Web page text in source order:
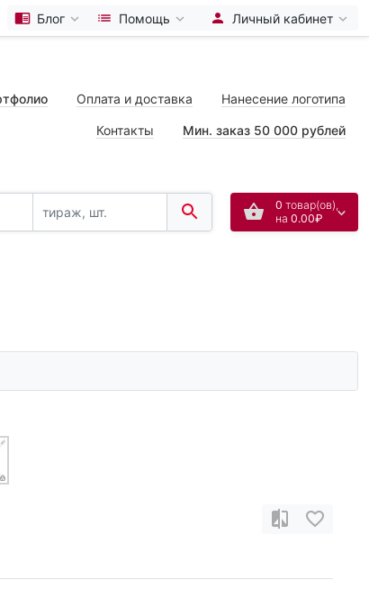
Блог Помощь Личный кабинет
Оплата и доставка Нанесение логотипа
Контакты Мин. заказ 50 000 рублей
0 товар(ов),
на 0.00₽